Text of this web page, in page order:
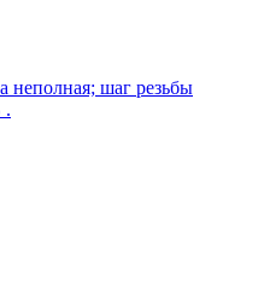
неполная; шаг резьбы
.